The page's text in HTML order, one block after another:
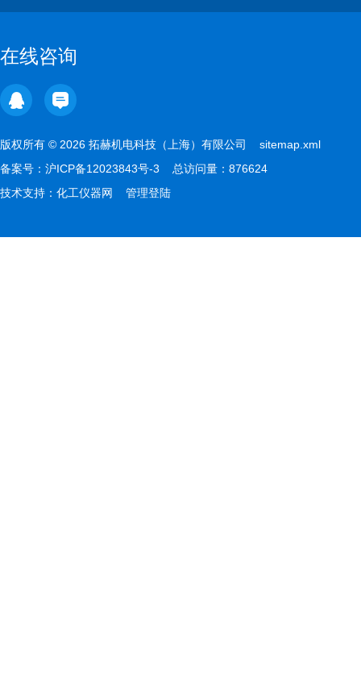
在线咨询
版权所有 © 2026 拓赫机电科技（上海）有限公司 sitemap.xml
备案号： 沪ICP备12023843号-3 总访问量：876624
技术支持： 化工仪器网 管理登陆